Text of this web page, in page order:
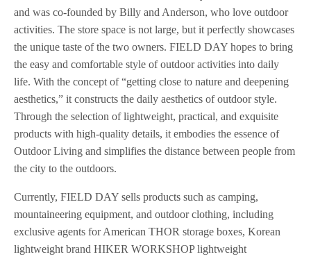
and was co-founded by Billy and Anderson, who love outdoor
activities. The store space is not large, but it perfectly showcases
the unique taste of the two owners. FIELD DAY hopes to bring
the easy and comfortable style of outdoor activities into daily
life. With the concept of “getting close to nature and deepening
aesthetics,” it constructs the daily aesthetics of outdoor style.
Through the selection of lightweight, practical, and exquisite
products with high-quality details, it embodies the essence of
Outdoor Living and simplifies the distance between people from
the city to the outdoors.
Currently, FIELD DAY sells products such as camping,
mountaineering equipment, and outdoor clothing, including
exclusive agents for American THOR storage boxes, Korean
lightweight brand HIKER WORKSHOP lightweight